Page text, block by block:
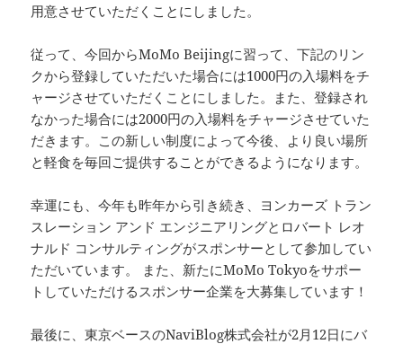
用意させていただくことにしました。
従って、今回からMoMo Beijingに習って、下記のリン
クから登録していただいた場合には1000円の入場料をチ
ャージさせていただくことにしました。また、登録され
なかった場合には2000円の入場料をチャージさせていた
だきます。この新しい制度によって今後、より良い場所
と軽食を毎回ご提供することができるようになります。
幸運にも、今年も昨年から引き続き、ヨンカーズ トラン
スレーション アンド エンジニアリングとロバート レオ
ナルド コンサルティングがスポンサーとして参加してい
ただいています。 また、新たにMoMo Tokyoをサポー
トしていただけるスポンサー企業を大募集しています！
最後に、東京ベースのNaviBlog株式会社が2月12日にバ